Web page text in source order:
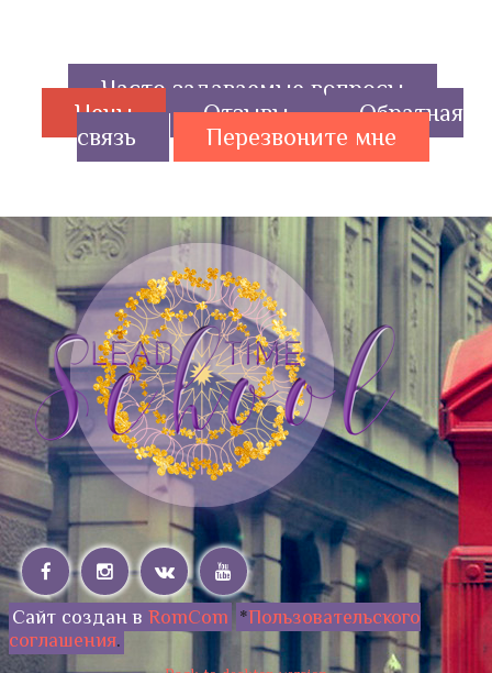
Часто задаваемые вопросы
Цены
Отзывы
Обратная
связь
Перезвоните мне
Сайт создан в RomCom *Пользовательского
соглашения.